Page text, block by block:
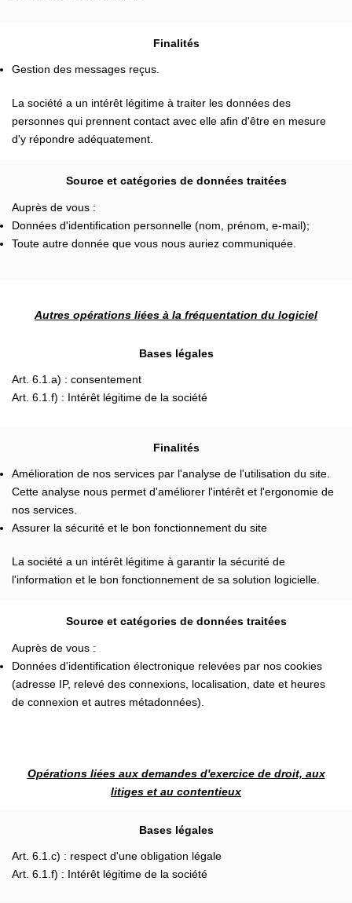
Finalités
Gestion des messages reçus.
La société a un intérêt légitime à traiter les données des
personnes qui prennent contact avec elle afin d'être en mesure
d'y répondre adéquatement.
Source et catégories de données traitées
Auprès de vous :
Données d'identification personnelle (nom, prénom, e-mail);
Toute autre donnée que vous nous auriez communiquée.
Autres opérations liées à la fréquentation du logiciel
Bases légales
Art. 6.1.a) : consentement
Art. 6.1.f) : Intérêt légitime de la société
Finalités
Amélioration de nos services par l'analyse de l'utilisation du site.
Cette analyse nous permet d'améliorer l'intérêt et l'ergonomie de
nos services.
Assurer la sécurité et le bon fonctionnement du site
La société a un intérêt légitime à garantir la sécurité de
l'information et le bon fonctionnement de sa solution logicielle.
Source et catégories de données traitées
Auprès de vous :
Données d'identification électronique relevées par nos cookies
(adresse IP, relevé des connexions, localisation, date et heures
de connexion et autres métadonnées).
Opérations liées aux demandes d'exercice de droit, aux
litiges et au contentieux
Bases légales
Art. 6.1.c) : respect d'une obligation légale
Art. 6.1.f) : Intérêt légitime de la société